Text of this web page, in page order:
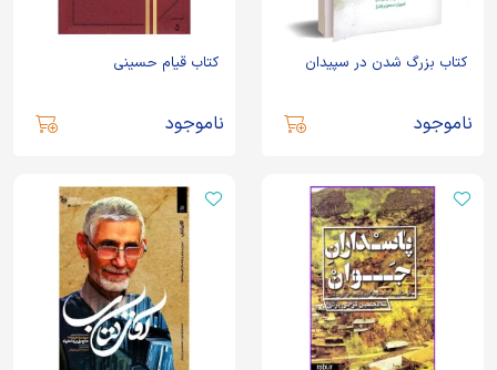
کتاب بزرگ شدن در سپیدان
ناموجود
کتاب قیام حسینی
ناموجود